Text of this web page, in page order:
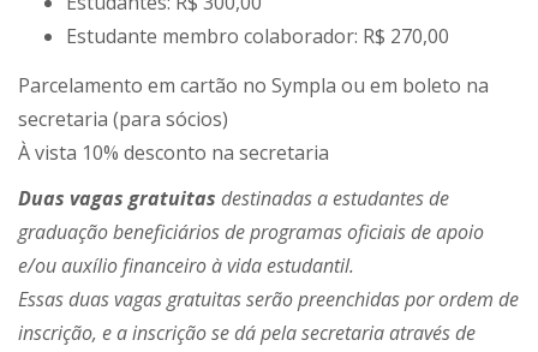
Estudante membro colaborador: R$ 270,00
Parcelamento em cartão no Sympla ou em boleto na
secretaria (para sócios)
À vista 10% desconto na secretaria
Duas vagas gratuitas destinadas a estudantes de
graduação beneficiários de programas oficiais de apoio
e/ou auxílio financeiro à vida estudantil.
Essas duas vagas gratuitas serão preenchidas por ordem de
inscrição, e a inscrição se dá pela secretaria através de